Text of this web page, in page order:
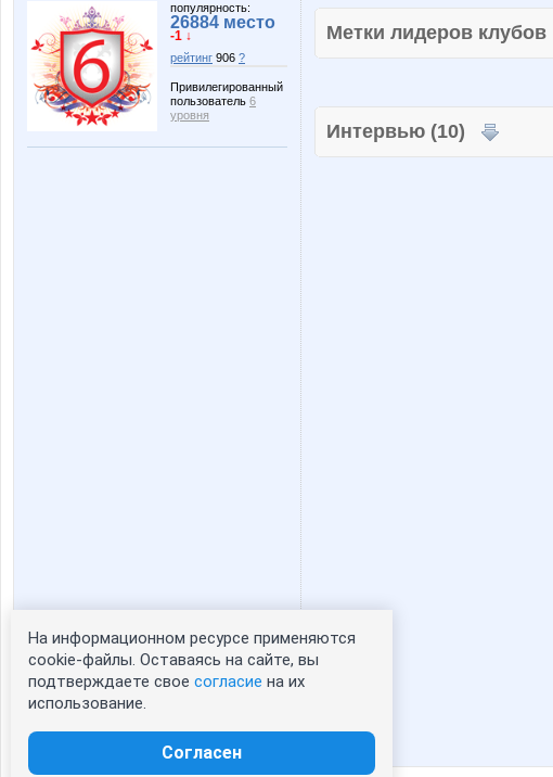
популярность:
26884 место
-1 ↓
рейтинг 906 ?
Привилегированный
пользователь 6
уровня
Статистика портрета:
сейчас просматривают портрет - 0
зарегистрированные пользователи
Метки лидеров клубов
Интервью (10)
На информационном ресурсе применяются
cookie-файлы. Оставаясь на сайте, вы
подтверждаете свое согласие на их
использование.
Согласен